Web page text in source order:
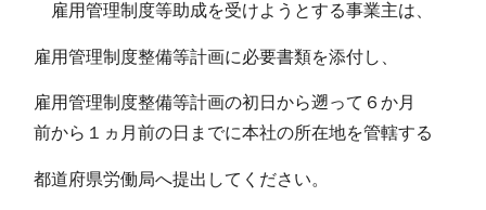
雇用管理制度等助成を受けようとする事業主は、
雇用管理制度整備等計画に必要書類を添付し、
雇用管理制度整備等計画の初日から遡って６か月
前から１ヵ月前の日までに本社の所在地を管轄する
都道府県労働局へ提出してください。